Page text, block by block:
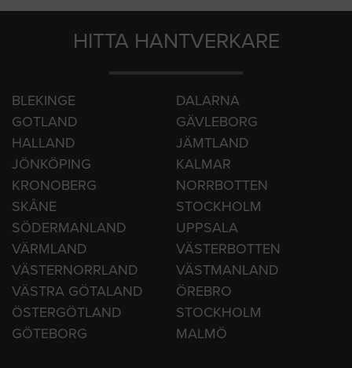
HITTA HANTVERKARE
BLEKINGE
DALARNA
GOTLAND
GÄVLEBORG
HALLAND
JÄMTLAND
JÖNKÖPING
KALMAR
KRONOBERG
NORRBOTTEN
SKÅNE
STOCKHOLM
SÖDERMANLAND
UPPSALA
VÄRMLAND
VÄSTERBOTTEN
VÄSTERNORRLAND
VÄSTMANLAND
VÄSTRA GÖTALAND
ÖREBRO
ÖSTERGÖTLAND
STOCKHOLM
GÖTEBORG
MALMÖ